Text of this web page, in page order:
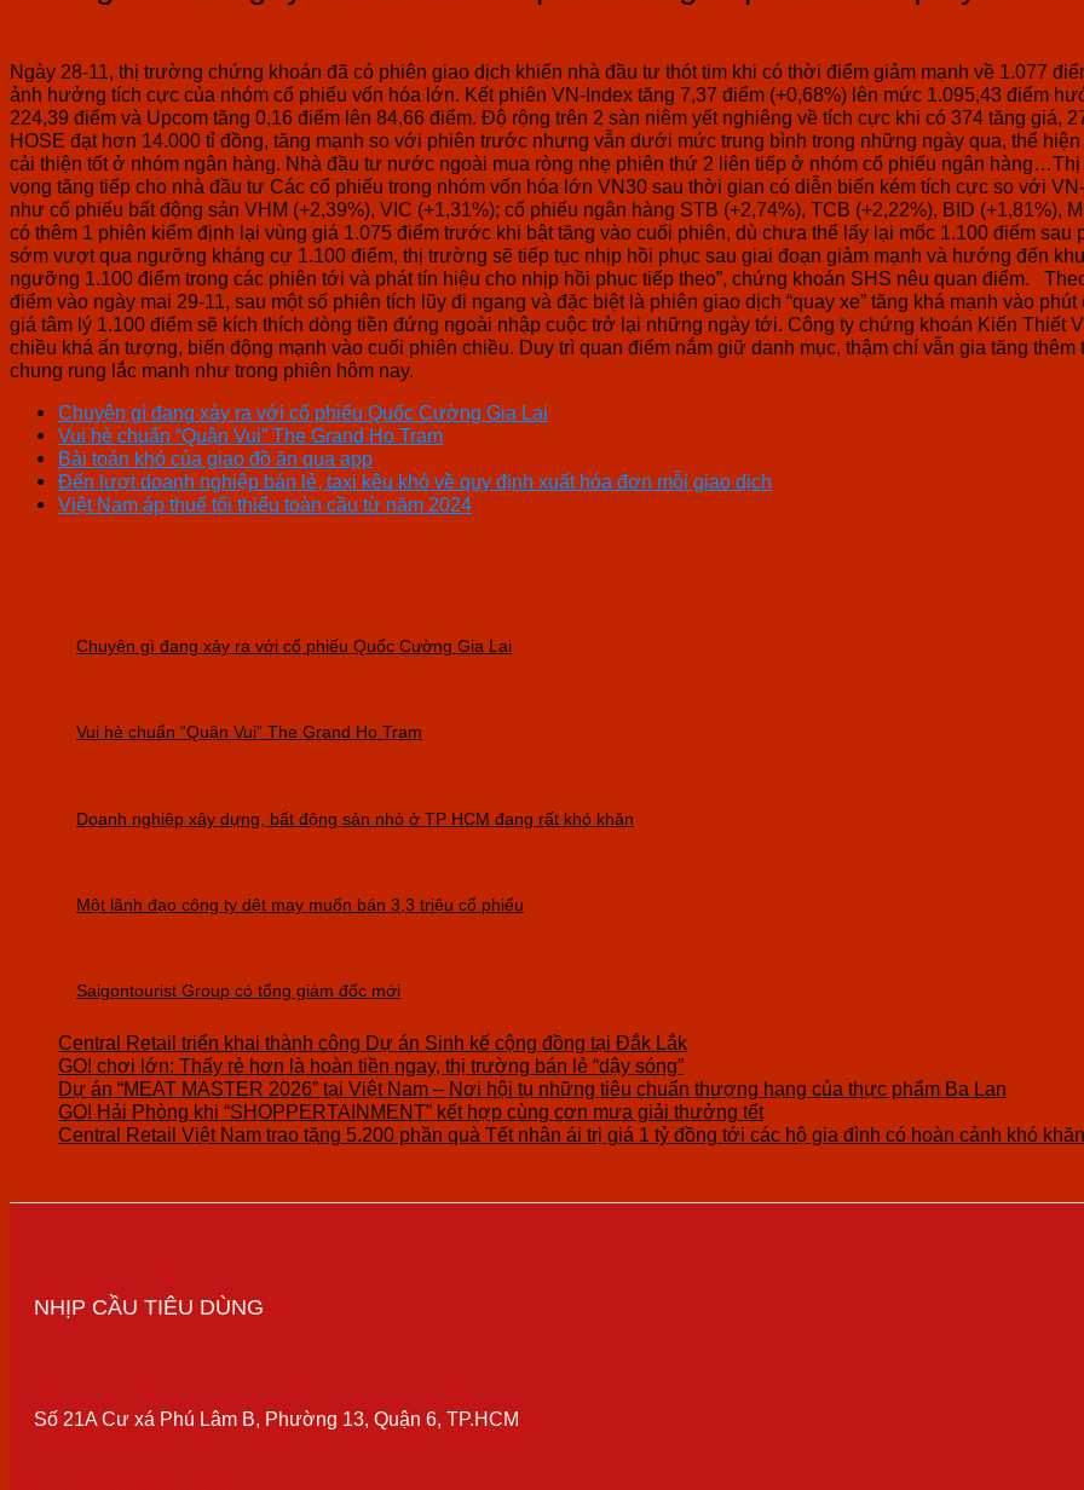
Ngày 28-11, thị trường chứng khoán đã có phiên giao dịch khiến nhà đầu tư thót tim khi có thời điểm giảm mạnh về 1.077
ảnh hưởng tích cực của nhóm cổ phiếu vốn hóa lớn. Kết phiên VN-Index tăng 7,37 điểm (+0,68%) lên mức 1.095,43 điểm
224,39 điểm và Upcom tăng 0,16 điểm lên 84,66 điểm. Độ rộng trên 2 sàn niêm yết nghiêng về tích cực khi có 374 tăng giá,
HOSE đạt hơn 14.000 tỉ đồng, tăng mạnh so với phiên trước nhưng vẫn dưới mức trung bình trong những ngày qua, thể
cải thiện tốt ở nhóm ngân hàng. Nhà đầu tư nước ngoài mua ròng nhẹ phiên thứ 2 liên tiếp ở nhóm cổ phiếu ngân
vọng tăng tiếp cho nhà đầu tư Các cổ phiếu trong nhóm vốn hóa lớn VN30 sau thời gian có diễn biến kém tích cực so với
như cổ phiếu bất động sản VHM (+2,39%), VIC (+1,31%); cổ phiếu ngân hàng STB (+2,74%), TCB (+2,22%), BID
có thêm 1 phiên kiểm định lại vùng giá 1.075 điểm trước khi bật tăng vào cuối phiên, dù chưa thể lấy lại mốc 1.100 điểm
sớm vượt qua ngưỡng kháng cự 1.100 điểm, thị trường sẽ tiếp tục nhịp hồi phục sau giai đoạn giảm mạnh và hướng đến
ngưỡng 1.100 điểm trong các phiên tới và phát tín hiệu cho nhịp hồi phục tiếp theo”, chứng khoán SHS nêu quan điểm.
điểm vào ngày mai 29-11, sau một số phiên tích lũy đi ngang và đặc biệt là phiên giao dịch “quay xe” tăng khá mạnh vào
giá tâm lý 1.100 điểm sẽ kích thích dòng tiền đứng ngoài nhập cuộc trở lại những ngày tới. Công ty chứng khoán Kiến Thiết
chiều khá ấn tượng, biến động mạnh vào cuối phiên chiều. Duy trì quan điểm nắm giữ danh mục, thậm chí vẫn gia tăng
chung rung lắc mạnh như trong phiên hôm nay.
Chuyện gì đang xảy ra với cổ phiếu Quốc Cường Gia Lai
Vui hè chuẩn “Quận Vui” The Grand Ho Tram
Bài toán khó của giao đồ ăn qua app
Đến lượt doanh nghiệp bán lẻ, taxi kêu khó về quy định xuất hóa đơn mỗi giao dịch
Việt Nam áp thuế tối thiểu toàn cầu từ năm 2024
Chuyện gì đang xảy ra với cổ phiếu Quốc Cường Gia Lai
Vui hè chuẩn “Quận Vui” The Grand Ho Tram
Doanh nghiệp xây dựng, bất động sản nhỏ ở TP HCM đang rất khó khăn
Một lãnh đạo công ty dệt may muốn bán 3,3 triệu cổ phiếu
Saigontourist Group có tổng giám đốc mới
Central Retail triển khai thành công Dự án Sinh kế cộng đồng tại Đắk Lắk
GO! chơi lớn: Thấy rẻ hơn là hoàn tiền ngay, thị trường bán lẻ “dậy sóng”
Dự án “MEAT MASTER 2026” tại Việt Nam – Nơi hội tụ những tiêu chuẩn thượng hạng của thực phẩm Ba Lan
GO! Hải Phòng khi “SHOPPERTAINMENT” kết hợp cùng cơn mưa giải thưởng tết
Central Retail Việt Nam trao tặng 5.200 phần quà Tết nhân ái trị giá 1 tỷ đồng tới các hộ gia đình có hoàn cảnh khó khăn
NHỊP CẦU TIÊU DÙNG
Số 21A Cư xá Phú Lâm B, Phường 13, Quận 6, TP.HCM